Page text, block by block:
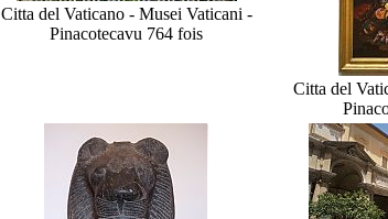
Citta del Vaticano - Musei Vaticani -
Pinacotecavu 764 fois
Citta del